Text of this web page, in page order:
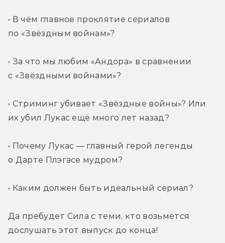
• В чём главное проклятие сериалов
по «Звёздным войнам»?
• За что мы любим «Андора» в сравнении
с «Звёздными войнами»?
• Стриминг убивает «Звёздные войны»? Или
их убил Лукас ещё много лет назад?
• Почему Лукас — главный герой легенды
о Дарте Плэгасе мудром?
• Каким должен быть идеальный сериал?
Да пребудет Сила с теми, кто возьмётся
дослушать этот выпуск до конца!